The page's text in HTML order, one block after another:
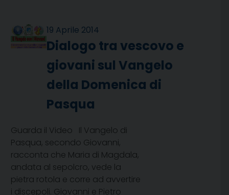
19 Aprile 2014
Dialogo tra vescovo e
giovani sul Vangelo
della Domenica di
Pasqua
Guarda il Video Il Vangelo di
Pasqua, secondo Giovanni,
racconta che Maria di Magdala,
andata al sepolcro, vede la
pietra rotola e corre ad avvertire
i discepoli. Giovanni e Pietro